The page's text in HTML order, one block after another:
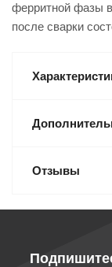
ферритной фазы
после сварки
Отзывы